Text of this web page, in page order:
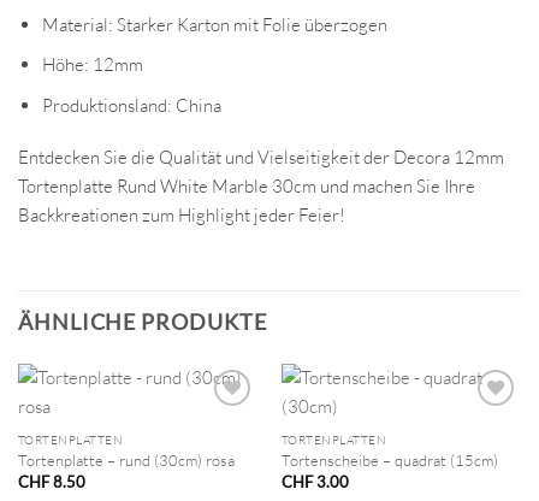
Material: Starker Karton mit Folie überzogen
Höhe: 12mm
Produktionsland: China
Entdecken Sie die Qualität und Vielseitigkeit der Decora 12mm
Tortenplatte Rund White Marble 30cm und machen Sie Ihre
Backkreationen zum Highlight jeder Feier!
ÄHNLICHE PRODUKTE
TORTENPLATTEN
Tortenplatte – rund (30cm) rosa
CHF8.50
TORTENPLATTEN
Tortenscheibe – quadrat (15cm)
CHF3.00